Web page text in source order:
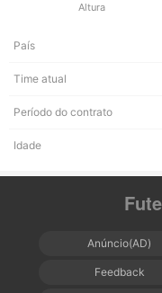
Altura
País
Time atual
Período do contrato
Idade
Anúncio(AD)
Feedback